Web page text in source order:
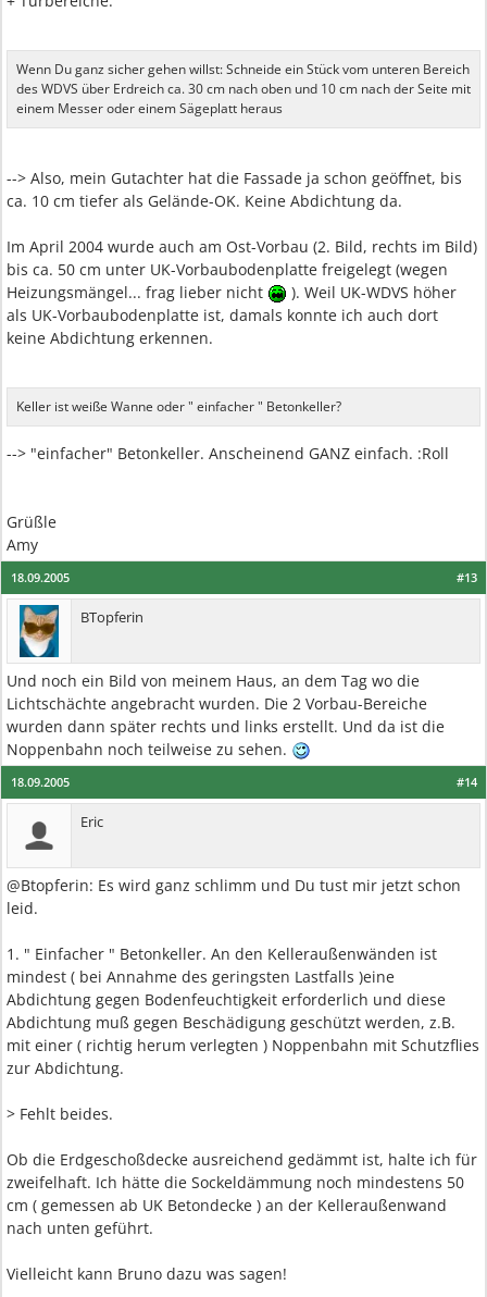
Wenn Du ganz sicher gehen willst: Schneide ein Stück vom unteren Bereich
des WDVS über Erdreich ca. 30 cm nach oben und 10 cm nach der Seite mit
einem Messer oder einem Sägeplatt heraus
--> Also, mein Gutachter hat die Fassade ja schon geöffnet, bis
ca. 10 cm tiefer als Gelände-OK. Keine Abdichtung da.
Im April 2004 wurde auch am Ost-Vorbau (2. Bild, rechts im Bild)
bis ca. 50 cm unter UK-Vorbaubodenplatte freigelegt (wegen
Heizungsmängel... frag lieber nicht
). Weil UK-WDVS höher
als UK-Vorbaubodenplatte ist, damals konnte ich auch dort
keine Abdichtung erkennen.
Keller ist weiße Wanne oder " einfacher " Betonkeller?
--> "einfacher" Betonkeller. Anscheinend GANZ einfach. :Roll
Grüßle
Amy
#13
18.09.2005
BTopferin
Und noch ein Bild von meinem Haus, an dem Tag wo die
Lichtschächte angebracht wurden. Die 2 Vorbau-Bereiche
wurden dann später rechts und links erstellt. Und da ist die
Noppenbahn noch teilweise zu sehen.
#14
18.09.2005
Eric
@Btopferin: Es wird ganz schlimm und Du tust mir jetzt schon
leid.
1. " Einfacher " Betonkeller. An den Kelleraußenwänden ist
mindest ( bei Annahme des geringsten Lastfalls )eine
Abdichtung gegen Bodenfeuchtigkeit erforderlich und diese
Abdichtung muß gegen Beschädigung geschützt werden, z.B.
mit einer ( richtig herum verlegten ) Noppenbahn mit Schutzflies
zur Abdichtung.
> Fehlt beides.
Ob die Erdgeschoßdecke ausreichend gedämmt ist, halte ich für
zweifelhaft. Ich hätte die Sockeldämmung noch mindestens 50
cm ( gemessen ab UK Betondecke ) an der Kelleraußenwand
nach unten geführt.
Vielleicht kann Bruno dazu was sagen!